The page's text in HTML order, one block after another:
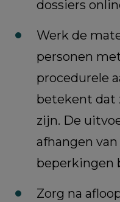
dossiers
Werk de
personen
procedurele
betekent dat
zijn. De
afhangen
beperkingen
Zorg na